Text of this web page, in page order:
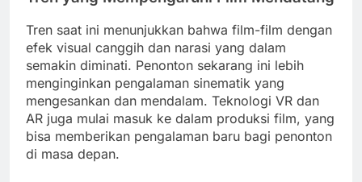
Tren saat ini menunjukkan bahwa film-film dengan
efek visual canggih dan narasi yang dalam
semakin diminati. Penonton sekarang ini lebih
menginginkan pengalaman sinematik yang
mengesankan dan mendalam. Teknologi VR dan
AR juga mulai masuk ke dalam produksi film, yang
bisa memberikan pengalaman baru bagi penonton
di masa depan.